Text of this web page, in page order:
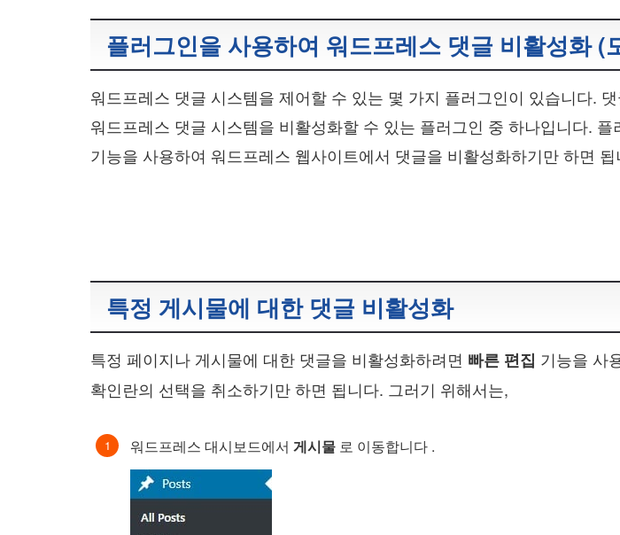
플러그인을 사용하여 워드프레스 댓글 비활성화 (
워드프레스 댓글 시스템을 제어할 수 있는 몇 가지 플러그인이 있습니다.
워드프레스 댓글 시스템을 비활성화할 수 있는 플러그인 중 하나입니다. 플
기능을 사용하여 워드프레스 웹사이트에서 댓글을 비활성화하기만 하면 됩
특정 게시물에 대한 댓글 비활성화
특정 페이지나 게시물에 대한 댓글을 비활성화하려면 빠른 편집 기능을 사
확인란의 선택을 취소하기만 하면 됩니다. 그러기 위해서는,
워드프레스 대시보드에서 게시물 로 이동합니다 .